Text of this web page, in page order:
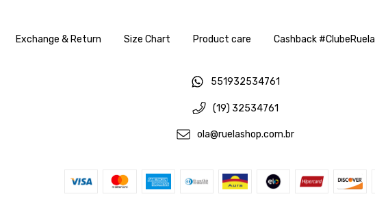
Exchange & Return Size Chart Product care Cashback #ClubeRuela
551932534761
(19) 32534761
ola@ruelashop.com.br